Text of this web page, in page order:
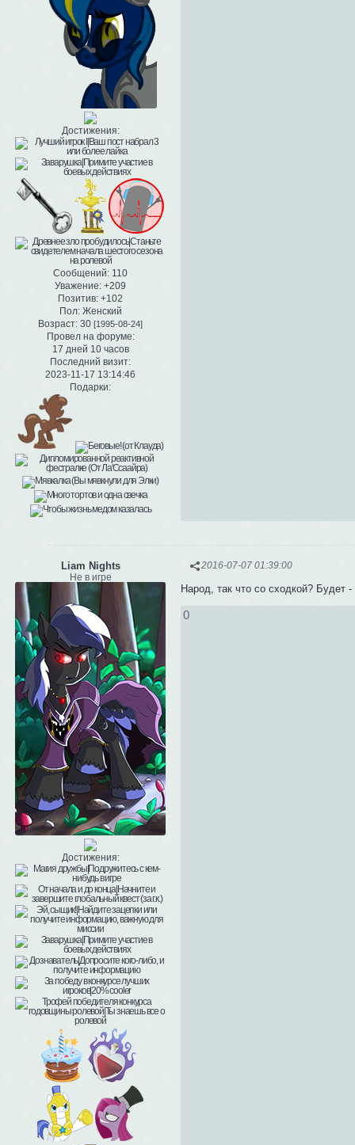
Достижения:
Сообщений: 110
Уважение: +209
Позитив: +102
Пол:Женский
Возраст: 30 [1995-08-24]
Провел на форуме:
17 дней 10 часов
Последний визит:
2023-11-17 13:14:46
Подарки:
2016-07-07 01:39:00
Liam Nights
Не в игре
Достижения:
Народ, так что со сходкой? Будет -
0